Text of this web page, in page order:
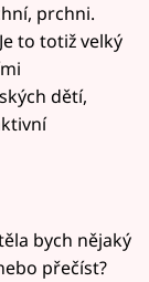
prchni.
to totiž velký
dětí,
bych nějaký
přečíst?